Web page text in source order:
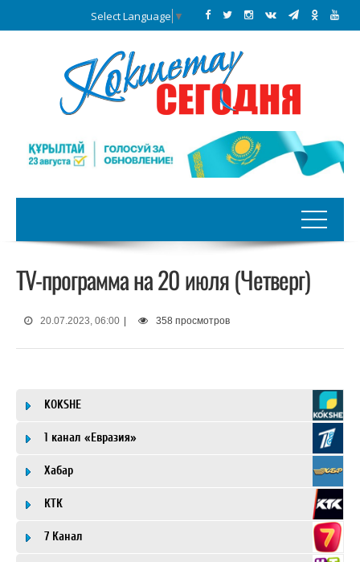
Select Language ▼
TV-программа на 20 июля (Четверг)
20.07.2023, 06:00 358 просмотров
KOKSHE
1 канал «Евразия»
Хабар
КТК
7 Канал